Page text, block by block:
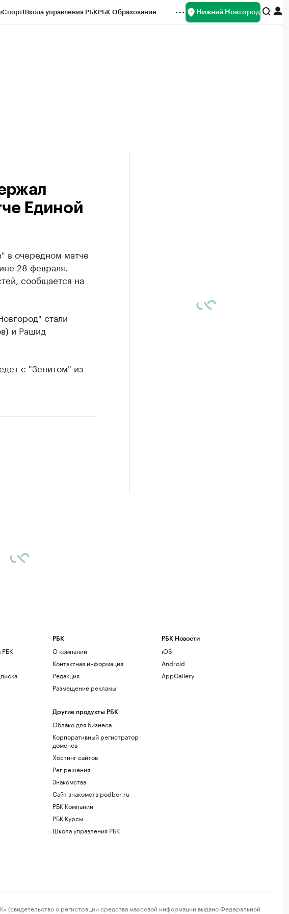
СпортШкола управления РБКРБК Образование Нижний Новгород
Единой
в очередном матче
28 февраля.
сообщается на
стали
и Рашид
с "Зенитом" из
РБК
РБК
О компании
Контактная информация
Редакция
Размещение рекламы
Другие продукты РБК
Облако для бизнеса
Корпоративный регистратор
доменов
Хостинг сайтов
Рег.решения
Знакомства
Сайт знакомств podbor.ru
РБК Компании
РБК Курсы
Школа управления РБК
РБК Новости
iOS
Android
AppGallery
о регистрации средства массовой информации выдано Федеральной